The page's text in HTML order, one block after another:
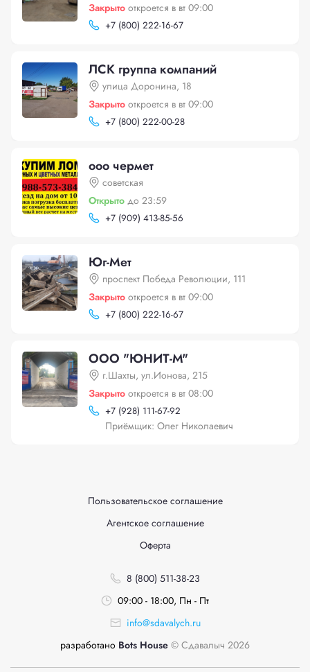
Закрыто откроется в вт 09:00
+7 (800) 222-16-67
ЛСК группа компаний
улица Доронина, 18
Закрыто откроется в вт 09:00
+7 (800) 222-00-28
ооо чермет
советская
Открыто до 23:59
+7 (909) 413-85-56
Юг-Мет
проспект Победа Революции, 111
Закрыто откроется в вт 09:00
+7 (800) 222-16-67
ООО "ЮНИТ-М"
г.Шахты, ул.Ионова, 215
Закрыто откроется в вт 08:00
+7 (928) 111-67-92
Приёмщик: Олег Николаевич
Пользовательское соглашение
Агентское соглашение
Оферта
8 (800) 511-38-23
09:00 - 18:00, Пн - Пт
info@sdavalych.ru
разработано Bots House © Сдавалыч 2026